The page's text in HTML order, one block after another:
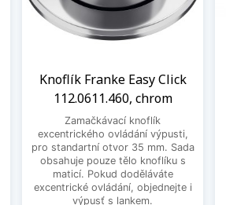
Knoflík Franke Easy Click
112.0611.460, chrom
Zamačkávací knoflík
excentrického ovládání výpusti,
pro standartní otvor 35 mm. Sada
obsahuje pouze tělo knoflíku s
maticí. Pokud doděláváte
excentrické ovládání, objednejte i
výpusť s lankem.